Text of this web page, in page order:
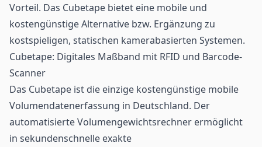
Vorteil. Das Cubetape bietet eine mobile und
kostengünstige Alternative bzw. Ergänzung zu
kostspieligen, statischen kamerabasierten Systemen.
Cubetape: Digitales Maßband mit RFID und Barcode-
Scanner
Das Cubetape ist die einzige kostengünstige mobile
Volumendatenerfassung in Deutschland. Der
automatisierte Volumengewichtsrechner ermöglicht
in sekundenschnelle exakte